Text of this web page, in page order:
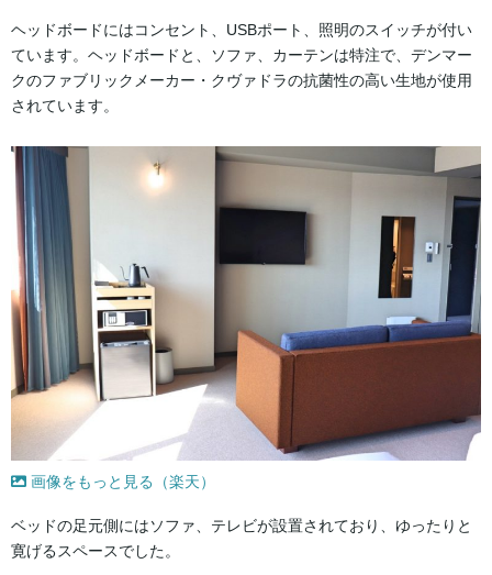
ヘッドボードにはコンセント、USBポート、照明のスイッチが付い
ています。ヘッドボードと、ソファ、カーテンは特注で、デンマー
クのファブリックメーカー・クヴァドラの抗菌性の高い生地が使用
されています。
画像をもっと見る（楽天）
ベッドの足元側にはソファ、テレビが設置されており、ゆったりと
寛げるスペースでした。